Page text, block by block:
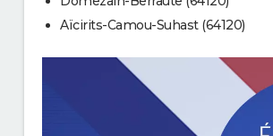
Aïcirits-Camou-Suhast (64120)